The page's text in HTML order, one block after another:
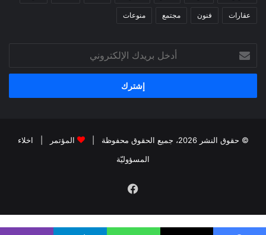
عقارات فنون مجتمع منوعات
بريدك
الإلكتروني
© حقوق النشر 2026، جميع الحقوق محفوظة | المؤتمر
اخلاء
المسؤوليّة
فيسبوك